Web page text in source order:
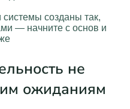
созданы так,
— начните с основ и
не
ожиданиям